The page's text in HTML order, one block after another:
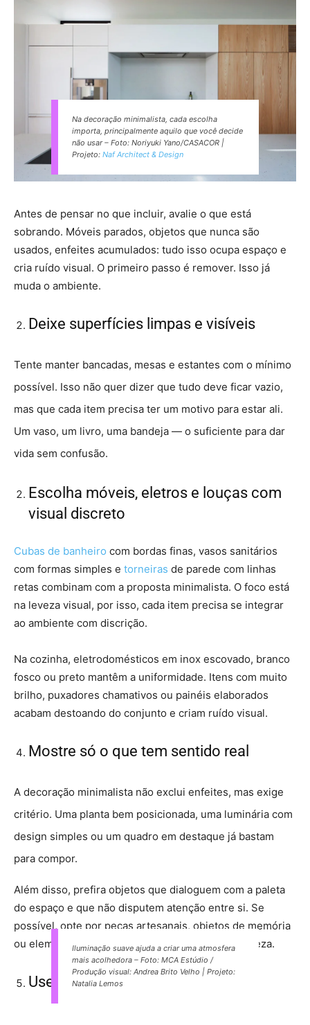
Na decoração minimalista, cada escolha
importa, principalmente aquilo que você decide
não usar – Foto: Noriyuki Yano/CASACOR |
Projeto: Naf Architect & Design
Antes de pensar no que incluir, avalie o que está
sobrando. Móveis parados, objetos que nunca são
usados, enfeites acumulados: tudo isso ocupa espaço e
cria ruído visual. O primeiro passo é remover. Isso já
muda o ambiente.
Deixe superfícies limpas e visíveis
Tente manter bancadas, mesas e estantes com o mínimo
possível. Isso não quer dizer que tudo deve ficar vazio,
mas que cada item precisa ter um motivo para estar ali.
Um vaso, um livro, uma bandeja — o suficiente para dar
vida sem confusão.
Escolha móveis, eletros e louças com
visual discreto
Cubas de banheiro com bordas finas, vasos sanitários
com formas simples e torneiras de parede com linhas
retas combinam com a proposta minimalista. O foco está
na leveza visual, por isso, cada item precisa se integrar
ao ambiente com discrição.
Na cozinha, eletrodomésticos em inox escovado, branco
fosco ou preto mantêm a uniformidade. Itens com muito
brilho, puxadores chamativos ou painéis elaborados
acabam destoando do conjunto e criam ruído visual.
Mostre só o que tem sentido real
A decoração minimalista não exclui enfeites, mas exige
critério. Uma planta bem posicionada, uma luminária com
design simples ou um quadro em destaque já bastam
para compor.
Além disso, prefira objetos que dialoguem com a paleta
do espaço e que não disputem atenção entre si. Se
possível, opte por peças artesanais, objetos de memória
ou elementos naturais que levam textura com leveza.
Use a luz natural a seu favor
Iluminação suave ajuda a criar uma atmosfera
mais acolhedora – Foto: MCA Estúdio /
Produção visual: Andrea Brito Velho | Projeto:
Natalia Lemos